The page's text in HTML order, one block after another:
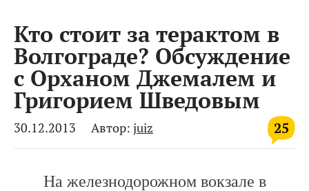
Кто стоит за терактом в
Волгограде? Обсуждение
с Орханом Джемалем и
Григорием Шведовым
25
30.12.2013 Автор: juiz
На железнодорожном вокзале в